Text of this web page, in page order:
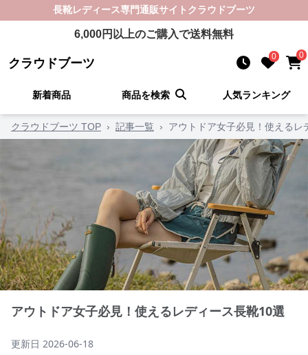
長靴レディース専門通販サイト クラウドブーツ
6,000円以上のご購入で送料無料
クラウドブーツ 0 0
新着商品 商品を検索 人気ランキング
クラウドブーツ TOP › 記事一覧 › アウトドア女子必見！使えるレ
アウトドア女子必見！使えるレディース長靴10選
更新日 2026-06-18